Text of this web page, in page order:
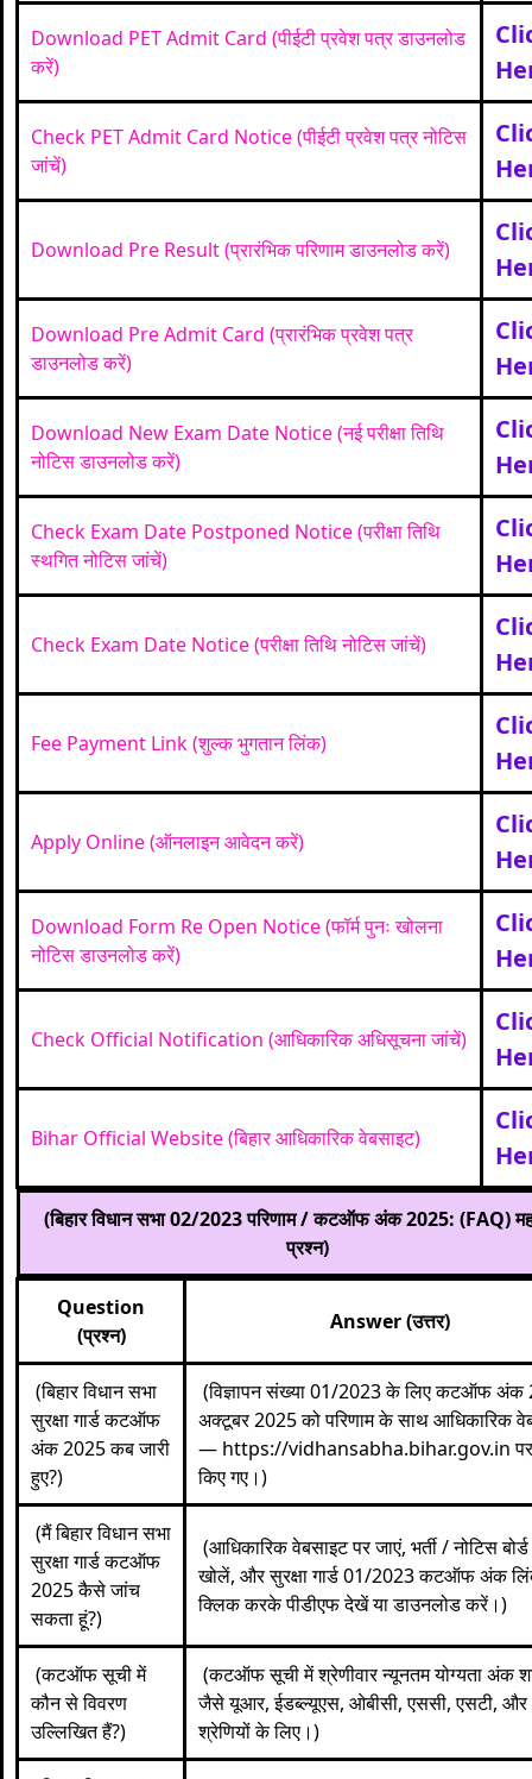
Download PET Admit Card (पीईटी प्रवेश पत्र डाउनलोड
करें)
Check PET Admit Card Notice (पीईटी प्रवेश पत्र नोटिस
जांचें)
Download Pre Result (प्रारंभिक परिणाम डाउनलोड करें)
Download Pre Admit Card (प्रारंभिक प्रवेश पत्र
डाउनलोड करें)
Download New Exam Date Notice (नई परीक्षा तिथि
नोटिस डाउनलोड करें)
Check Exam Date Postponed Notice (परीक्षा तिथि
स्थगित नोटिस जांचें)
Check Exam Date Notice (परीक्षा तिथि नोटिस जांचें)
Fee Payment Link (शुल्क भुगतान लिंक)
Apply Online (ऑनलाइन आवेदन करें)
Download Form Re Open Notice (फॉर्म पुनः खोलना
नोटिस डाउनलोड करें)
Check Official Notification (आधिकारिक अधिसूचना जांचें)
Bihar Official Website (बिहार आधिकारिक वेबसाइट)
(बिहार विधान सभा 02/2023 परिणाम / कटऑफ अंक 2025: (FAQ)
प्रश्न)
Question
(प्रश्न)
Answer (उत्तर)
(बिहार विधान सभा
सुरक्षा गार्ड कटऑफ
अंक 2025 कब जारी
हुए?)
(विज्ञापन संख्या 01/2023 के लिए कटऑफ अंक
अक्टूबर 2025 को परिणाम के साथ आधिकारिक
— https://vidhansabha.bihar.gov.in
किए गए।)
(मैं बिहार विधान सभा
सुरक्षा गार्ड कटऑफ
2025 कैसे जांच
सकता हूं?)
(आधिकारिक वेबसाइट पर जाएं, भर्ती / नोटिस
खोलें, और सुरक्षा गार्ड 01/2023 कटऑफ अंक
क्लिक करके पीडीएफ देखें या डाउनलोड करें।)
(कटऑफ सूची में
कौन से विवरण
उल्लिखित हैं?)
(कटऑफ सूची में श्रेणीवार न्यूनतम योग्यता अंक
जैसे यूआर, ईडब्ल्यूएस, ओबीसी, एससी, एसटी, और
श्रेणियों के लिए।)